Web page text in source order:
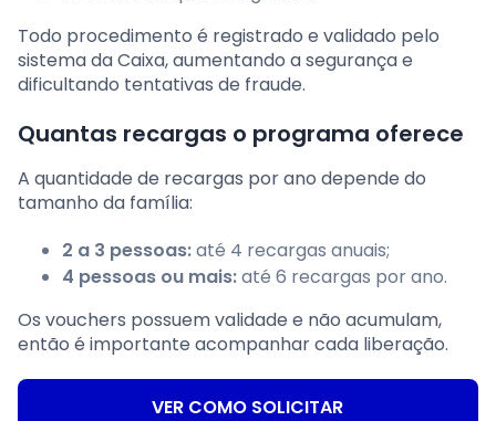
Todo procedimento é registrado e validado pelo
sistema da Caixa, aumentando a segurança e
dificultando tentativas de fraude.
Quantas recargas o programa oferece
A quantidade de recargas por ano depende do
tamanho da família:
2 a 3 pessoas:até 4 recargas anuais;
4 pessoas ou mais:até 6 recargas por ano.
Os vouchers possuem validade e não acumulam,
então é importante acompanhar cada liberação.
VER COMO SOLICITAR